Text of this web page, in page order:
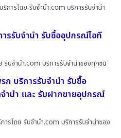
การโดย รับจํานํา.com บริการรับจำนำ
รรับจำนำ รับซื้ออุปกรณ์ไอที
รับจํานํา.com บริการรับจำนำของทุกชนิ
ก บริการรับจำนำ รับซื้อ
ำนำ และ รับฝากขายอุปกรณ์
รโดย รับจํานํา.com บริการรับจำนำของ